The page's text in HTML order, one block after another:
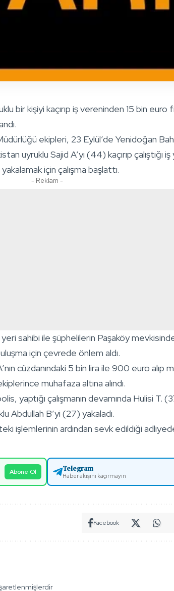
bir kişiyi kaçırıp iş vereninden 15 bin
ekipleri, 23 Eylül’de Yenidoğan
uyruklu Sajid A’yı (44) kaçırıp çalıştığı
için çalışma başlattı.
- Reklam -
sahibi ile şüphelilerin Paşaköy
için çevrede önlem aldı.
cüzdanındaki 5 bin lira ile 900 euro alıp
muhafaza altına alındı.
yaptığı çalışmanın devamında Hulisi T.
Abdullah B’yi (27) yakaladı.
işlemlerinin ardından sevk edildiği
Abone Ol Telegram
Haber akışını kaçırmayın
Facebook